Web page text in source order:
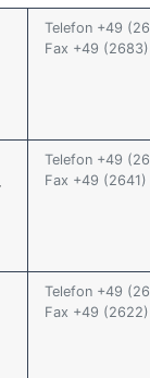
Telefon +49
Fax +49
Telefon +49
Fax +49 (2641)
Telefon +49
Fax +49